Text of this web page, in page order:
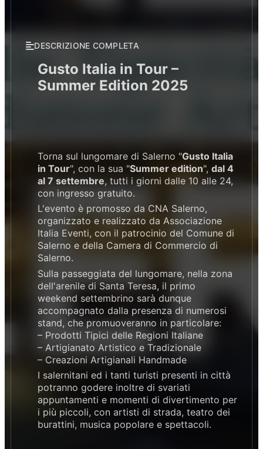
DESCRIZIONE COMPLETA
Gusto Italia in Tour –
Summer Edition 2025
Torna sul lungomare di Salerno "Gusto Italia
in Tour", con la sua "Summer edition", dal 4
al 7 settembre, tutti i giorni dalle 10 alle 24,
con ingresso gratuito.
L'evento è promosso da CNA Salerno,
organizzato e realizzato da Associazione
Italia Eventi, con il patrocinio del Comune di
Salerno e della Camera di Commercio di
Salerno.
Sulla passeggiata del lungomare, nella zona
dell'arenile di Santa Teresa, il primo
weekend settembrino sarà dunque
accompagnato dalla presenza di numerosi
stand, che promuoveranno in particolare:
– Prodotti Tipici delle Regioni Italiane
– Artigianato Artistico e Tradizionale
– Creazioni Artigianali Handmade
I salernitani ed i tanti turisti presenti in città
potranno godere inoltre di svariati
appuntamenti e momenti di divertimento per
i più piccoli, con artisti di strada, teatro dei
burattini, musica popolare e spettacoli.